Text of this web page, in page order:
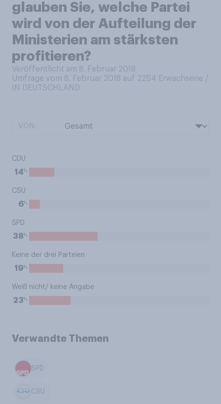
glauben Sie, welche Partei
wird von der Aufteilung der
Ministerien am stärksten
profitieren?
Veröffentlicht am 8. Februar 2018
Umfrage vom 8. Februar 2018 auf 2254 Erwachsene /
IN DEUTSCHLAND
CDU
14%
CSU
6%
SPD
38%
Keine der drei Parteien
19%
Weiß nicht/ keine Angabe
23%
Verwandte Themen
SPD
CSU